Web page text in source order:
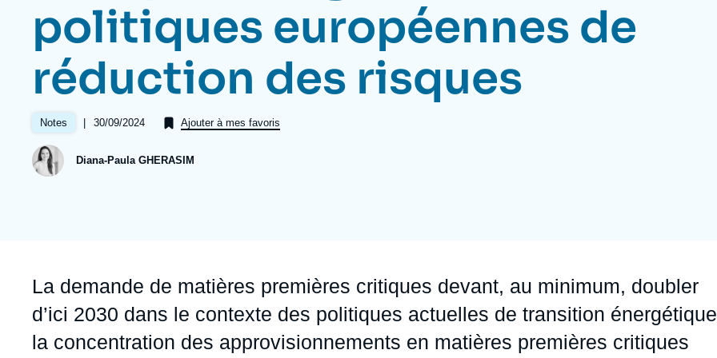
Partenariats et réseaux
Nous soutenir en tant que professionnel
Ramses
Politique étrangère
Podcast
Intelligence artificielle
Guerre en Ukraine
OTAN
Europe
Russie - Eurasie
Afrique du Nord et Moyen-Orient
Jeudi 17 septembre 2026 17:30
politiques européennes de
réduction des risques
Notes |
Date
publication
30/09/2024 Ajouter à mes favoris
Diana-Paula GHERASIM
Accroche
La demande de matières premières critiques devant, au minimum, doubler
d’ici 2030 dans le contexte des politiques actuelles de transition
la concentration des approvisionnements en matières premières critiques